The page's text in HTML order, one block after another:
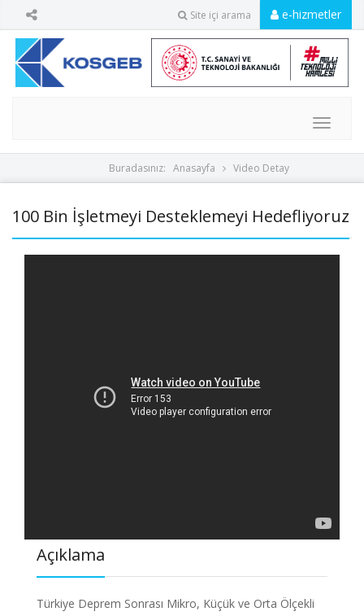
Site içi arama e-hizmetler
MENU
Buradasınız: Anasayfa Video Detay
100 Bin İşletmeyi Desteklemeyi Hedefliyoruz
Açıklama
Türkiye Deprem Sonrası Mikro, Küçük ve Orta Ölçekli